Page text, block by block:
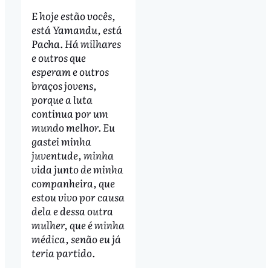
E hoje estão vocês,
está Yamandu, está
Pacha. Há milhares
e outros que
esperam e outros
braços jovens,
porque a luta
continua por um
mundo melhor. Eu
gastei minha
juventude, minha
vida junto de minha
companheira, que
estou vivo por causa
dela e dessa outra
mulher, que é minha
médica, senão eu já
teria partido.